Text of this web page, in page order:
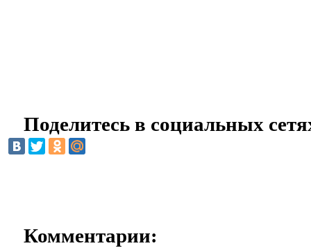
Поделитесь в социальных
Комментарии: